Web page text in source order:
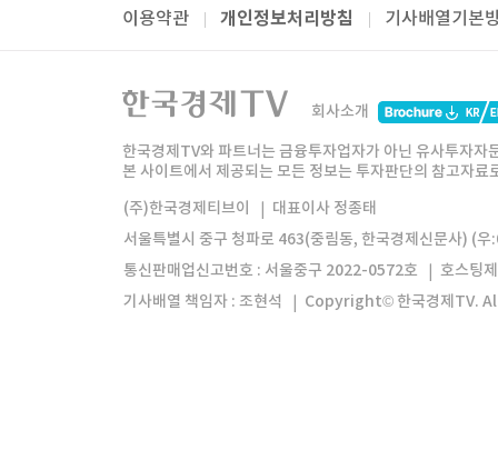
이용약관 개인정보처리방침 기사배열기본
패밀리사이트
한국경제TV
한경미디어그룹 한국경제신문 한국경제
모바일앱 한국경제TV앱
회사소개
한국경제TV와 파트너는 금융투자업자가 아닌 유사투자
본 사이트에서 제공되는 모든 정보는 투자판단의 참고자
(주)한국경제티브이
대표이사 정종태
서울특별시 중구 청파로 463(중림동, 한국경제신문사) (
통신판매업신고번호 : 서울중구 2022-0572호
호스팅
기사배열 책임자 : 조현석
Copyright© 한국경제TV.